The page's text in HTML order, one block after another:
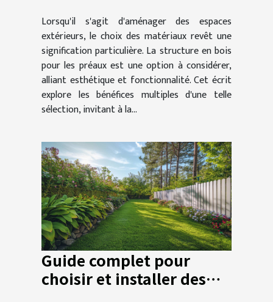
Lorsqu'il s'agit d'aménager des espaces
extérieurs, le choix des matériaux revêt une
signification particulière. La structure en bois
pour les préaux est une option à considérer,
alliant esthétique et fonctionnalité. Cet écrit
explore les bénéfices multiples d'une telle
sélection, invitant à la...
Guide complet pour
choisir et installer des